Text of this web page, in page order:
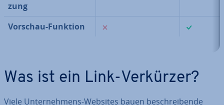
zung
Vorschau-Funktion
Was ist ein Link-Verkürzer?
Viele Un­ter­neh­mens-Websites bauen be­schrei­ben­de